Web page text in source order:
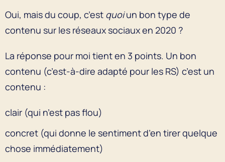
Oui, mais du coup, c’est quoiun bon type de
contenu sur les réseaux sociaux en 2020 ?
La réponse pour moi tient en 3 points. Un bon
contenu (c’est-à-dire adapté pour les RS) c’est un
contenu :
clair (qui n’est pas flou)
concret (qui donne le sentiment d’en tirer quelque
chose immédiatement)